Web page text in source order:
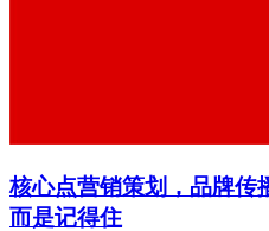
核心点营销策划，品牌传
而是记得住